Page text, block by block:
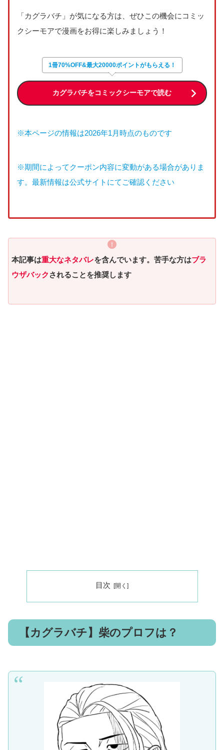
「カグラバチ」が気になる方は、ぜひこの機会にコミッ
クシーモアで漫画をお得に楽しみましょう！
1冊70%OFF&最大20000ポイントがもらえる！
カグラバチをコミックシーモアで読む
※本ページの情報は2026年1月時点のものです
※期間によってクーポン内容に変動がある場合がありま
す。最新情報は公式サイトにてご確認ください
本記事は重大なネタバレを含んでいます。苦手な方はブラ
ウザバック されることを推奨します
目次
【カグラバチ】柴のプロフは？